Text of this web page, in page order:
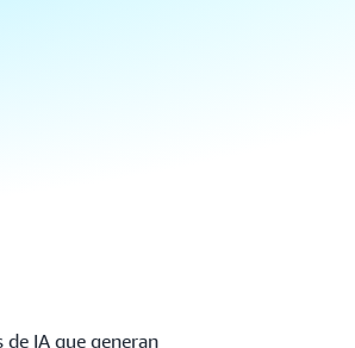
de IA que generan